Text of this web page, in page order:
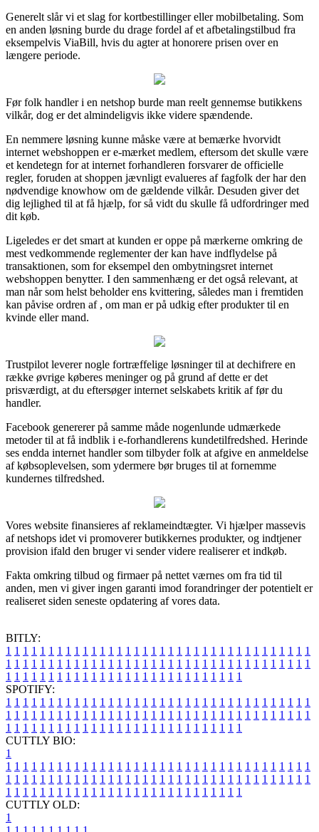
Generelt slår vi et slag for kortbestillinger eller mobilbetaling. Som
en anden løsning burde du drage fordel af et afbetalingstilbud fra
eksempelvis ViaBill, hvis du agter at honorere prisen over en
længere periode.
Før folk handler i en netshop burde man reelt gennemse butikkens
vilkår, dog er det almindeligvis ikke videre spændende.
En nemmere løsning kunne måske være at bemærke hvorvidt
internet webshoppen er e-mærket medlem, eftersom det skulle være
et kendetegn for at internet forhandleren forsvarer de officielle
regler, foruden at shoppen jævnligt evalueres af fagfolk der har den
nødvendige knowhow om de gældende vilkår. Desuden giver det
dig lejlighed til at få hjælp, for så vidt du skulle få udfordringer med
dit køb.
Ligeledes er det smart at kunden er oppe på mærkerne omkring de
mest vedkommende reglementer der kan have indflydelse på
transaktionen, som for eksempel den ombytningsret internet
webshoppen benytter. I den sammenhæng er det også relevant, at
man når som helst beholder ens kvittering, således man i fremtiden
kan påvise ordren af , om man er på udkig efter produkter til en
kvinde eller mand.
Trustpilot leverer nogle fortræffelige løsninger til at dechifrere en
række øvrige køberes meninger og på grund af dette er det
prisværdigt, at du eftersøger internet selskabets kritik af før du
handler.
Facebook genererer på samme måde nogenlunde udmærkede
metoder til at få indblik i e-forhandlerens kundetilfredshed. Herinde
ses endda internet handler som tilbyder folk at afgive en anmeldelse
af købsoplevelsen, som ydermere bør bruges til at fornemme
kundernes tilfredshed.
Vores website finansieres af reklameindtægter. Vi hjælper massevis
af netshops idet vi promoverer butikkernes produkter, og indtjener
provision ifald den bruger vi sender videre realiserer et indkøb.
Fakta omkring tilbud og firmaer på nettet værnes om fra tid til
anden, men vi giver ingen garanti imod forandringer der potentielt er
realiseret siden seneste opdatering af vores data.
BITLY:
1 1 1 1 1 1 1 1 1 1 1 1 1 1 1 1 1 1 1 1 1 1 1 1 1 1 1 1 1 1 1 1 1 1 1 1
1 1 1 1 1 1 1 1 1 1 1 1 1 1 1 1 1 1 1 1 1 1 1 1 1 1 1 1 1 1 1 1 1 1 1 1
1 1 1 1 1 1 1 1 1 1 1 1 1 1 1 1 1 1 1 1 1 1 1 1 1 1 1 1
SPOTIFY:
1 1 1 1 1 1 1 1 1 1 1 1 1 1 1 1 1 1 1 1 1 1 1 1 1 1 1 1 1 1 1 1 1 1 1 1
1 1 1 1 1 1 1 1 1 1 1 1 1 1 1 1 1 1 1 1 1 1 1 1 1 1 1 1 1 1 1 1 1 1 1 1
1 1 1 1 1 1 1 1 1 1 1 1 1 1 1 1 1 1 1 1 1 1 1 1 1 1 1 1
CUTTLY BIO:
1
1 1 1 1 1 1 1 1 1 1 1 1 1 1 1 1 1 1 1 1 1 1 1 1 1 1 1 1 1 1 1 1 1 1 1 1
1 1 1 1 1 1 1 1 1 1 1 1 1 1 1 1 1 1 1 1 1 1 1 1 1 1 1 1 1 1 1 1 1 1 1 1
1 1 1 1 1 1 1 1 1 1 1 1 1 1 1 1 1 1 1 1 1 1 1 1 1 1 1 1
CUTTLY OLD:
1